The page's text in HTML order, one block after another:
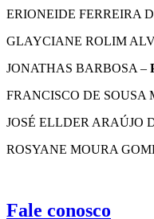
ERIONEIDE FERREIRA
GLAYCIANE ROLIM
JONATHAS BARBOSA –
FRANCISCO DE SOUSA
JOSÉ ELLDER ARAÚJO
ROSYANE MOURA
Fale conosco